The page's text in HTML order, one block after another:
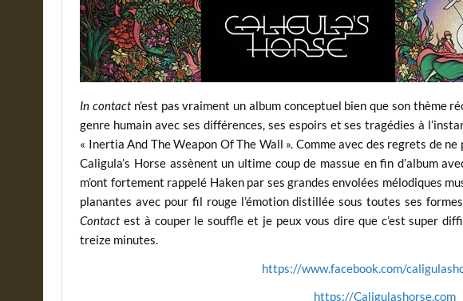
In contactn’est pas vraiment un album conceptuel bien que son thème
genre humain avec ses différences, ses espoirs et ses tragédies à
« Inertia And The Weapon Of The Wall ». Comme avec des regrets de
Caligula’s Horse assènent un ultime coup de massue en fin d’album
m’ont fortement rappelé Haken par ses grandes envolées mélodiques
planantes avec pour fil rouge l’émotion distillée sous toutes ses
Contactest à couper le souffle et je peux vous dire que c’est super
treize minutes.
https://www.facebook.com/
https://Caligulashorse.com